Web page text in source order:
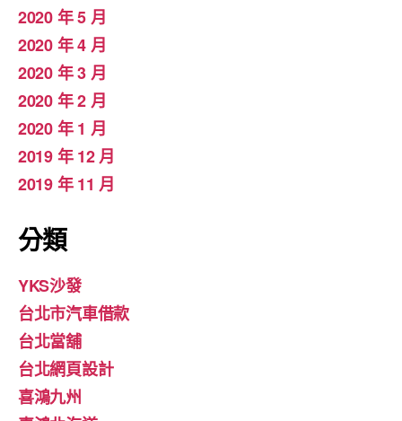
2020 年 5 月
2020 年 4 月
2020 年 3 月
2020 年 2 月
2020 年 1 月
2019 年 12 月
2019 年 11 月
分類
YKS沙發
台北市汽車借款
台北當舖
台北網頁設計
喜鴻九州